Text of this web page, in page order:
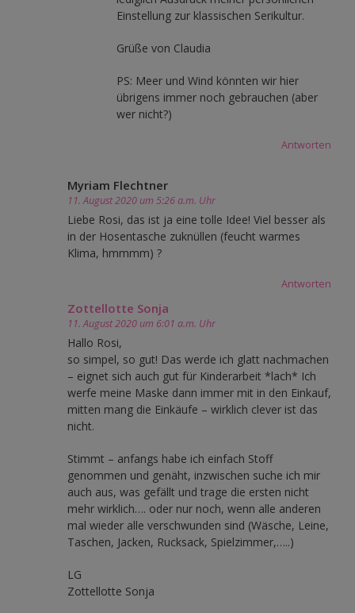
Einstellung zur klassischen Serikultur.
Grüße von Claudia
PS: Meer und Wind könnten wir hier
übrigens immer noch gebrauchen (aber
wer nicht?)
Antworten
Myriam Flechtner
11. August 2020 um 5:26 a.m. Uhr
Liebe Rosi, das ist ja eine tolle Idee! Viel besser als
in der Hosentasche zuknüllen (feucht warmes
Klima, hmmmm) ?
Antworten
Zottellotte Sonja
11. August 2020 um 6:01 a.m. Uhr
Hallo Rosi,
so simpel, so gut! Das werde ich glatt nachmachen
– eignet sich auch gut für Kinderarbeit *lach* Ich
werfe meine Maske dann immer mit in den Einkauf,
mitten mang die Einkäufe – wirklich clever ist das
nicht.
Stimmt – anfangs habe ich einfach Stoff
genommen und genäht, inzwischen suche ich mir
auch aus, was gefällt und trage die ersten nicht
mehr wirklich…. oder nur noch, wenn alle anderen
mal wieder alle verschwunden sind (Wäsche, Leine,
Taschen, Jacken, Rucksack, Spielzimmer,…..)
LG
Zottellotte Sonja